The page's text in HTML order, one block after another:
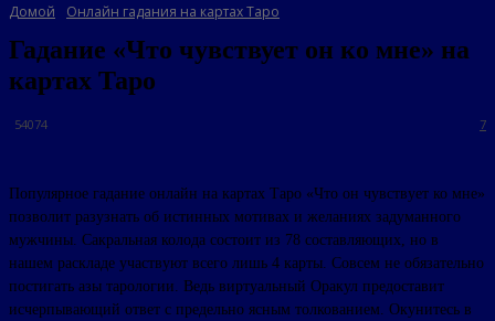
Домой Онлайн гадания на картах Таро
Гадание «Что чувствует он ко мне» на
картах Таро
7
54074
Популярное гадание онлайн на картах Таро «Что он чувствует ко мне»
позволит разузнать об истинных мотивах и желаниях задуманного
мужчины. Сакральная колода состоит из 78 составляющих, но в
нашем раскладе участвуют всего лишь 4 карты. Совсем не обязательно
постигать азы тарологии. Ведь виртуальный Оракул предоставит
исчерпывающий ответ с предельно ясным толкованием. Окунитесь в